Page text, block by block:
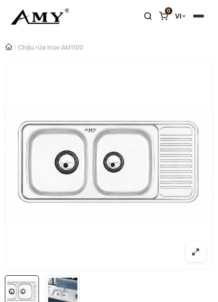
0
VI
/ Chậu rửa Inox AM1100